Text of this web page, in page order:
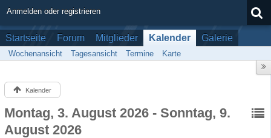
Anmelden oder registrieren
Startseite Forum Mitglieder Kalender Galerie
Wochenansicht Tagesansicht Termine Karte
Kalender
Montag, 3. August 2026 - Sonntag, 9.
August 2026